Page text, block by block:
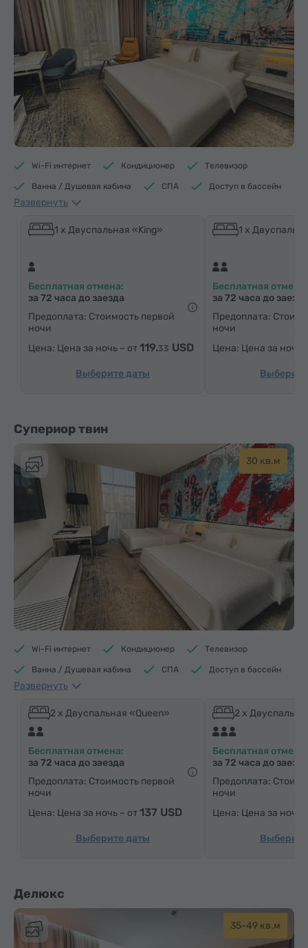
Wi-Fi интернет Кондиционер Телевизор
Ванна / Душевая кабина СПА Доступ в бассейн
Доступ в фитнес центр
Электрический чайник Минибар
Тапочки Шкаф/Гардероб
Письменный стол Телефон
Услуга «звонок-будильник»
Кабельные телеканалы Спутниковые телеканалы
Ковровые полы Холодильник
Бутилировання вода Чай/Кофе
Развернуть
1 x Двуспальная «King»
Бесплатная отмена:
за 72 часа до заезда
Предоплата: Стоимость первой
ночи
Цена за ночь – от 119.33 USD
Выберите даты
1 x
Бесплатная отмена:
за 72 часа до заезда
Предоплата:
ночи
Цена за ночь
Супериор твин
30 кв.м
Wi-Fi интернет Кондиционер Телевизор
Ванна / Душевая кабина СПА Доступ в бассейн
Доступ в фитнес центр
Электрический чайник Минибар
Средства гигиены Халат
Тапочки Фен Шкаф/Гардероб
Сейф
Будильник Услуга «звонок-будильник»
Кабельные телеканалы Спутниковые телеканалы
Ковровые полы Холодильник
Развернуть
2 x Двуспальная «Queen»
Бесплатная отмена:
за 72 часа до заезда
Предоплата: Стоимость первой
ночи
Цена за ночь – от 137 USD
Выберите даты
2 x
Бесплатная отмена:
за 72 часа до заезда
Предоплата:
ночи
Цена за ночь
Делюкс
35-49 кв.м